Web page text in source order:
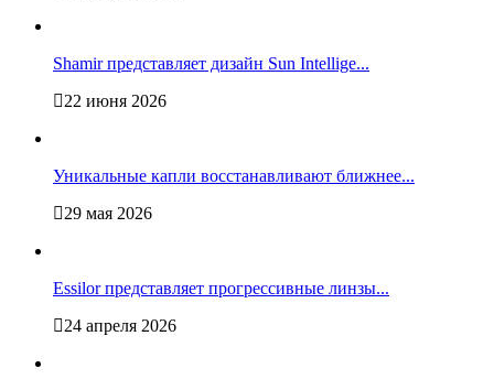
Shamir представляет дизайн Sun Intellige...
22 июня 2026
Уникальные капли восстанавливают ближнее...
29 мая 2026
Essilor представляет прогрессивные линзы...
24 апреля 2026